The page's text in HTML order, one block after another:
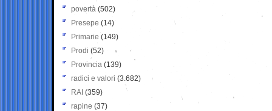
povertà (502)
Presepe (14)
Primarie (149)
Prodi (52)
Provincia (139)
radici e valori (3.682)
RAI (359)
rapine (37)